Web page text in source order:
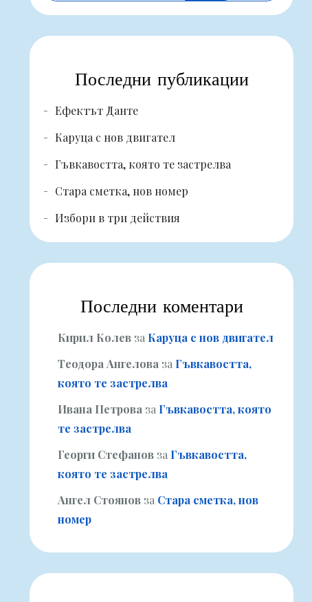
Последни публикации
Ефектът Данте
Каруца с нов двигател
Гъвкавостта, която те застрелва
Стара сметка, нов номер
Избори в три действия
Последни коментари
Кирил Колев за Каруца с нов двигател
Теодора Ангелова за Гъвкавостта,
която те застрелва
Ивана Петрова за Гъвкавостта, която
те застрелва
Георги Стефанов за Гъвкавостта,
която те застрелва
Ангел Стоянов за Стара сметка, нов
номер